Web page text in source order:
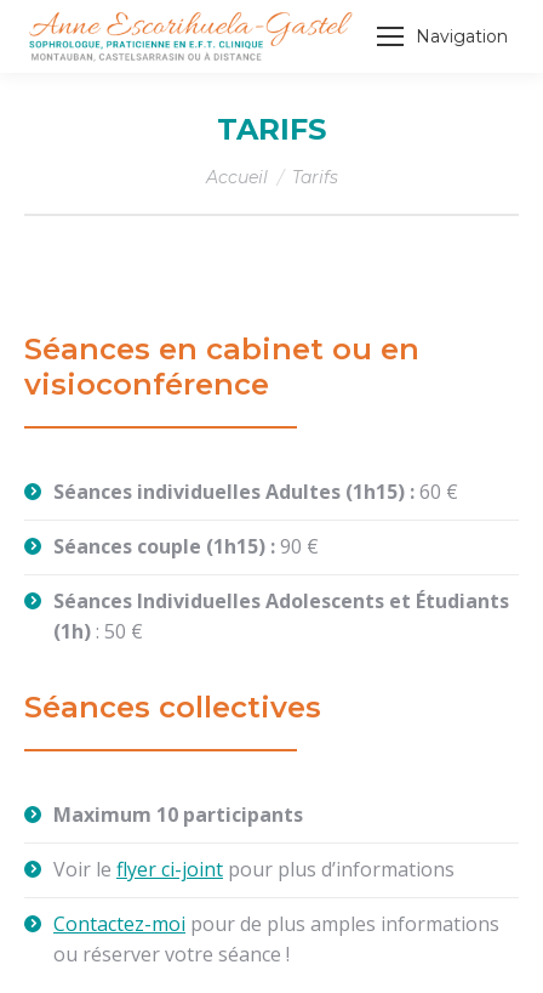
Navigation
TARIFS
Vous êtes ici :
Accueil Tarifs
Séances en cabinet ou en
visioconférence
Séances individuelles Adultes (1h15) :60 €
Séances couple (1h15) :90 €
Séances Individuelles Adolescents et Étudiants
(1h) : 50 €
Séances collectives
Maximum 10 participants
Voir le flyer ci-joint pour plus d’informations
Contactez-moi pour de plus amples informations
ou réserver votre séance !